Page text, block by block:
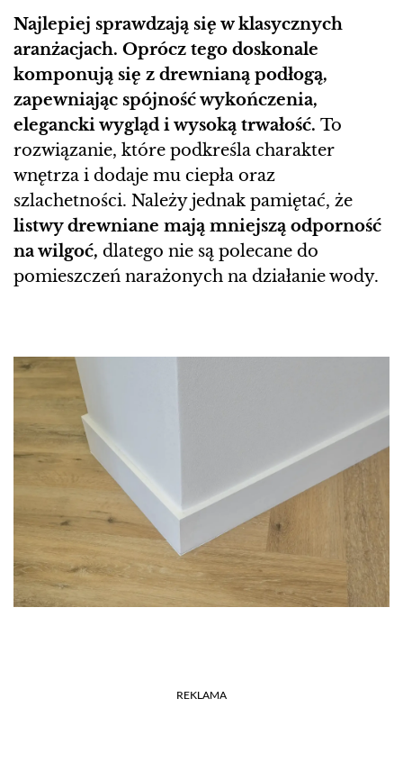
Najlepiej sprawdzają się w klasycznych
aranżacjach. Oprócz tego doskonale
komponują się z drewnianą podłogą,
zapewniając spójność wykończenia,
elegancki wygląd i wysoką trwałość. To
rozwiązanie, które podkreśla charakter
wnętrza i dodaje mu ciepła oraz
szlachetności. Należy jednak pamiętać, że
listwy drewniane mają mniejszą odporność
na wilgoć, dlatego nie są polecane do
pomieszczeń narażonych na działanie wody.
REKLAMA